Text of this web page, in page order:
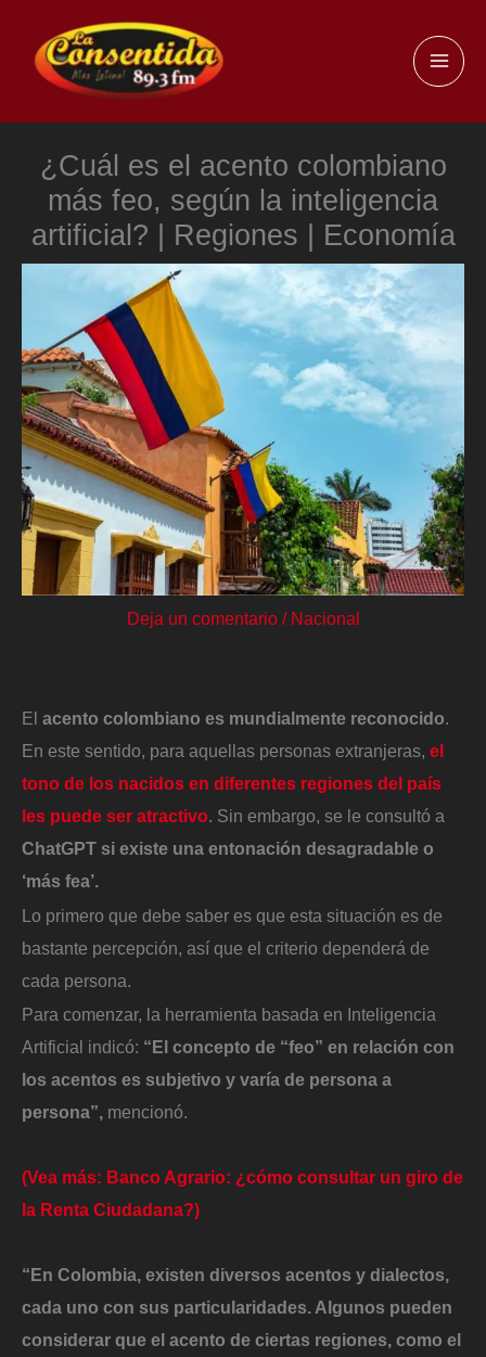
contenido
¿Cuál es el acento colombiano
más feo, según la inteligencia
artificial? | Regiones | Economía
Deja un comentario / Nacional
El acento colombiano es mundialmente reconocido.
En este sentido, para aquellas personas extranjeras, el
tono de los nacidos en diferentes regiones del país
les puede ser atractivo. Sin embargo, se le consultó a
ChatGPT si existe una entonación desagradable o
‘más fea’.
Lo primero que debe saber es que esta situación es de
bastante percepción, así que el criterio dependerá de
cada persona.
Para comenzar, la herramienta basada en Inteligencia
Artificial indicó: “El concepto de “feo” en relación con
los acentos es subjetivo y varía de persona a
persona”, mencionó.
(Vea más: Banco Agrario: ¿cómo consultar un giro de
la Renta Ciudadana?)
“En Colombia, existen diversos acentos y dialectos,
cada uno con sus particularidades. Algunos pueden
considerar que el acento de ciertas regiones, como el